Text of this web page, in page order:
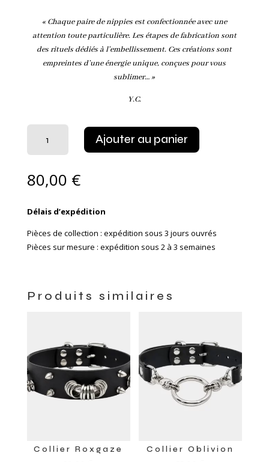
« Chaque paire de nippies est confectionnée avec une
attention toute particulière. Les étapes de fabrication sont
des rituels dédiés à l’embellissement. Ces créations sont
empreintes d’une énergie unique, conçues pour vous
sublimer… »
Y.C.
Collier
Ajouter au panier
80,00 €
Délais d’expédition
Pièces de collection : expédition sous 3 jours ouvrés
Pièces sur mesure : expédition sous 2 à 3 semaines
Produits similaires
Collier Roxgaze
Collier Oblivion